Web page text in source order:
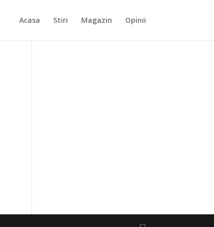
Acasa Stiri Magazin Opinii